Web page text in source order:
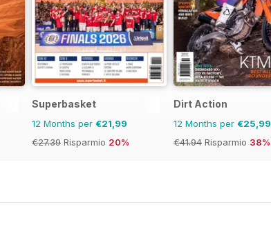
Superbasket
12 Months per €21,99
€27.39 Risparmio 20%
Dirt Action
12 Months per €25,99
€41.94 Risparmio 38%